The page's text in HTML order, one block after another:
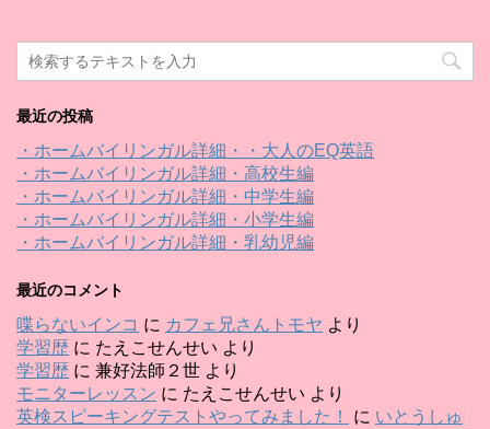
最近の投稿
・ホームバイリンガル詳細・・大人のEQ英語
・ホームバイリンガル詳細・高校生編
・ホームバイリンガル詳細・中学生編
・ホームバイリンガル詳細・小学生編
・ホームバイリンガル詳細・乳幼児編
最近のコメント
喋らないインコ に カフェ兄さんトモヤ より
学習歴 に たえこせんせい より
学習歴 に 兼好法師２世 より
モニターレッスン に たえこせんせい より
英検スピーキングテストやってみました！
に いとうしゅ